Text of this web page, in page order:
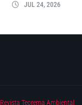
JUL 24, 2026
Revista Teorema Ambiental